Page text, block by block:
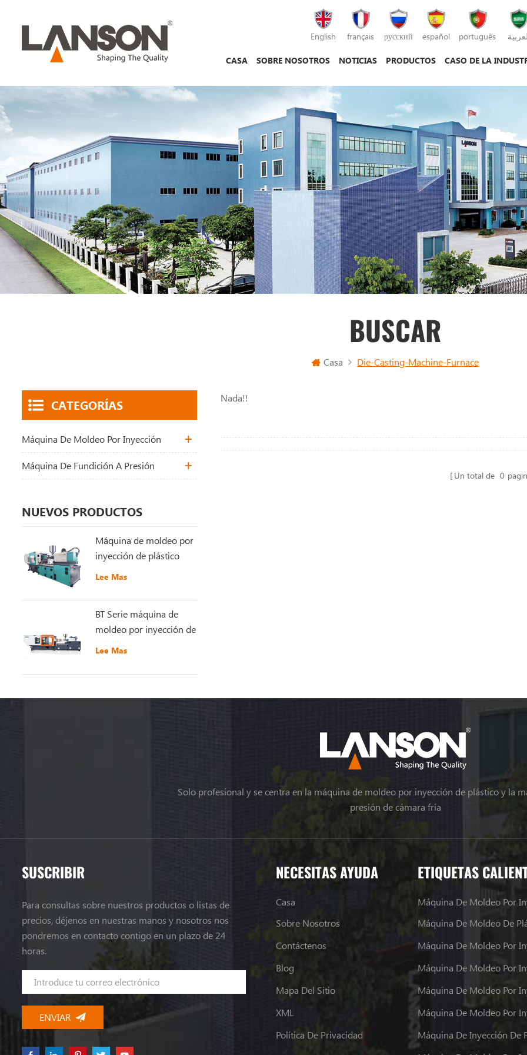
English français русский español português
CASA SOBRE NOSOTROS NOTICIAS PRODUCTOS CASO DE LA
BUSCAR
Casa Die-Casting-Machine-Furnace
Nada!!
Un total de 0
CATEGORÍAS
Máquina De Moldeo Por Inyección
Máquina De Fundición A Presión
NUEVOS PRODUCTOS
Máquina de moldeo por
inyección de plástico
GT5-LS200S
Lee Mas
BT Serie máquina de
moldeo por inyección de
plástico de alta
Lee Mas
Solo profesional y se centra en la máquina de moldeo por inyección de plástico y la
presión de cámara fría
SUSCRIBIR
Para consultas sobre nuestros productos o listas de
precios, déjenos en nuestras manos y nosotros nos
pondremos en contacto contigo en un plazo de 24
horas.
NECESITAS AYUDA
Casa
Sobre Nosotros
Contáctenos
Blog
Mapa Del Sitio
XML
Política De Privacidad
ETIQUETAS
Máquina De Moldeo Por
Máquina De Moldeo De
Máquina De Moldeo Por
Máquina De Moldeo Por
Máquina De Inyección De